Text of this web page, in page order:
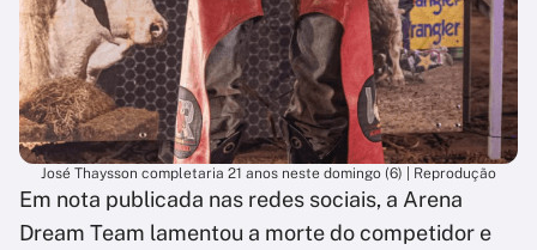
José Thaysson completaria 21 anos neste domingo (6) | Reprodução
Em nota publicada nas redes sociais, a Arena
Dream Team lamentou a morte do competidor e